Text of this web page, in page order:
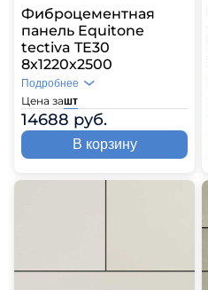
Фиброцементная
панель Equitone
tectiva TE30
8х1220х2500
Цена зашт
14688 руб.
Подробнее
В корзину